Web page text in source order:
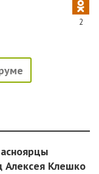
2
Алексея Клешко